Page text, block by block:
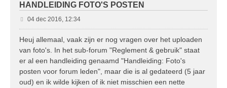
HANDLEIDING FOTO'S POSTEN
B
e
r
h
t
04 dec 2016, 12:34
Heuj allemaal, vaak zijn er nog vragen over het uploaden
van foto's. In het sub-forum "Reglement & gebruik" staat
er al een handleiding genaamd "Handleiding: Foto's
posten voor forum leden", maar die is al gedateerd (5 jaar
oud) en ik wilde kijken of ik niet misschien een nette